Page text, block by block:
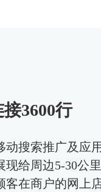
3600行
动搜索推广及应
现给周边5-30公
客在商户的网上